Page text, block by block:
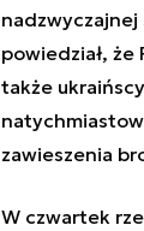
nadzwyczajnej
powiedział, że
także
zawieszenia
W czwartek